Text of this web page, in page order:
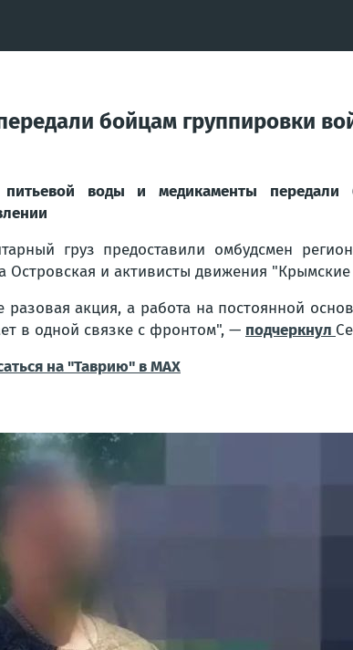
бойцам группировки
питьевой воды и медикаменты
груз предоставили омбудсмен
Островская и активисты движения
разовая акция, а работа на постоянной
в одной связке с фронтом", — подчеркнул
на "Таврию" в MAX